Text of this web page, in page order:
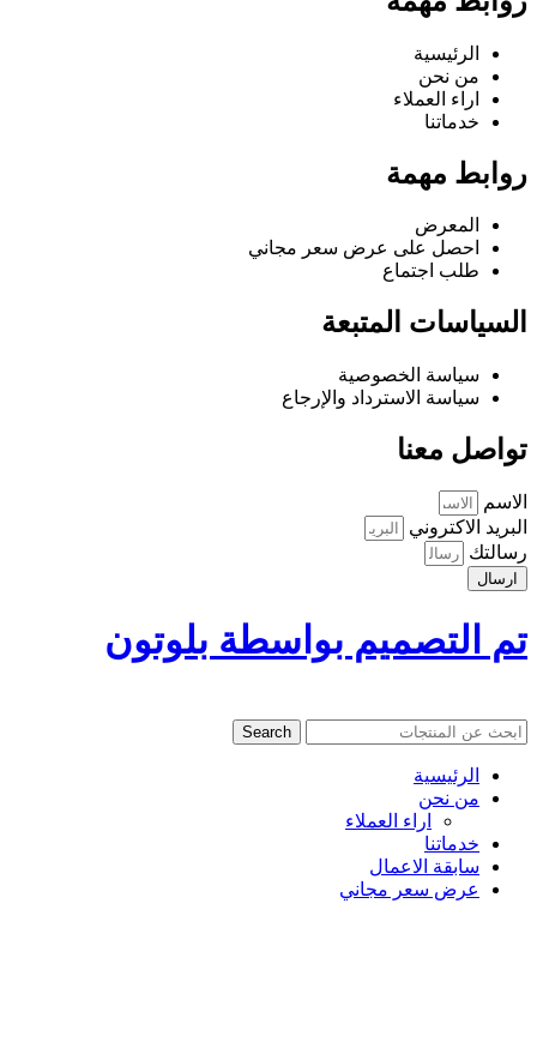
الرئيسية
من نحن
اراء العملاء
خدماتنا
روابط مهمة
المعرض
احصل على عرض سعر مجاني
طلب اجتماع
السياسات المتبعة
سياسة الخصوصية
سياسة الاسترداد والإرجاع
تواصل معنا
الاسم
البريد الاكتروني
رسالتك
ارسال
تم التصميم بواسطة بلوتون
Search
الرئيسية
من نحن
اراء العملاء
خدماتنا
سابقة الاعمال
عرض سعر مجاني